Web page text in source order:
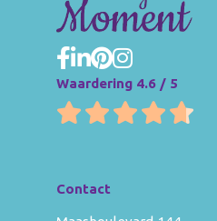
Waardering 4.6 / 5
Contact